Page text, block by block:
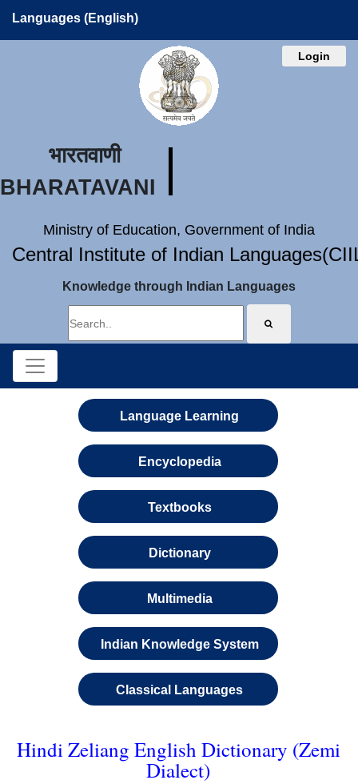
Languages (English)
Login
भारतवाणी
BHARATAVANI
Ministry of Education, Government of India
Central Institute of Indian
Knowledge through Indian Languages
Language Learning
Encyclopedia
Textbooks
Dictionary
Multimedia
Indian Knowledge System
Classical Languages
Hindi Zeliang English Dictionary (Zemi
Dialect)